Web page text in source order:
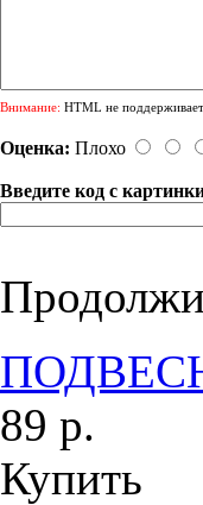
Внимание: HTML не
Оценка: Плохо
Введите код с
89 р.
Купить